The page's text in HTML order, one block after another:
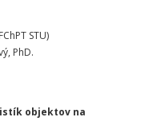
STU)
PhD.
objektov na